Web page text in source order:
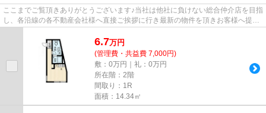
ここまでご覧頂きありがとうございます♪当社は他社に負けない総合仲介店を目指
し、各沿線の各不動産会社様へ直接ご挨拶に行き最新の物件を頂きお客様へ提供
6.7万円
(管理費・共益費 7,000円)
敷：0万円｜礼：0万円
所在階：2階
間取り：1R
面積：14.34㎡